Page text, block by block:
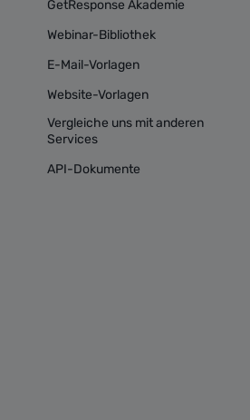
GetResponse Akademie
Webinar-Bibliothek
E-Mail-Vorlagen
Website-Vorlagen
Vergleiche uns mit anderen
Services
API-Dokumente